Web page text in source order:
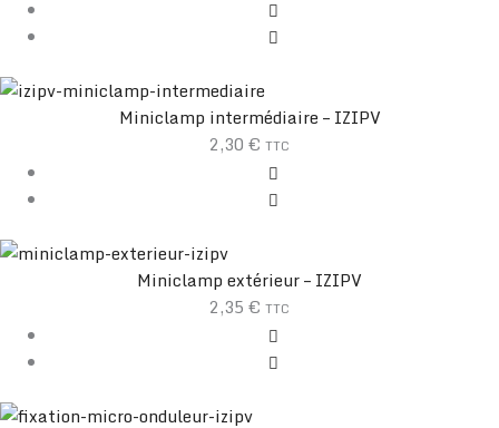
Miniclamp intermédiaire – IZIPV
2,30 € TTC
Miniclamp extérieur – IZIPV
2,35 € TTC